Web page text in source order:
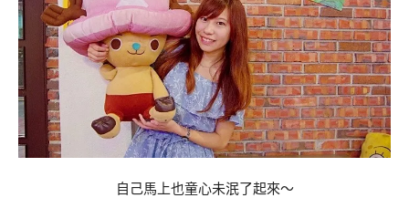
自己馬上也童心未泯了起來～